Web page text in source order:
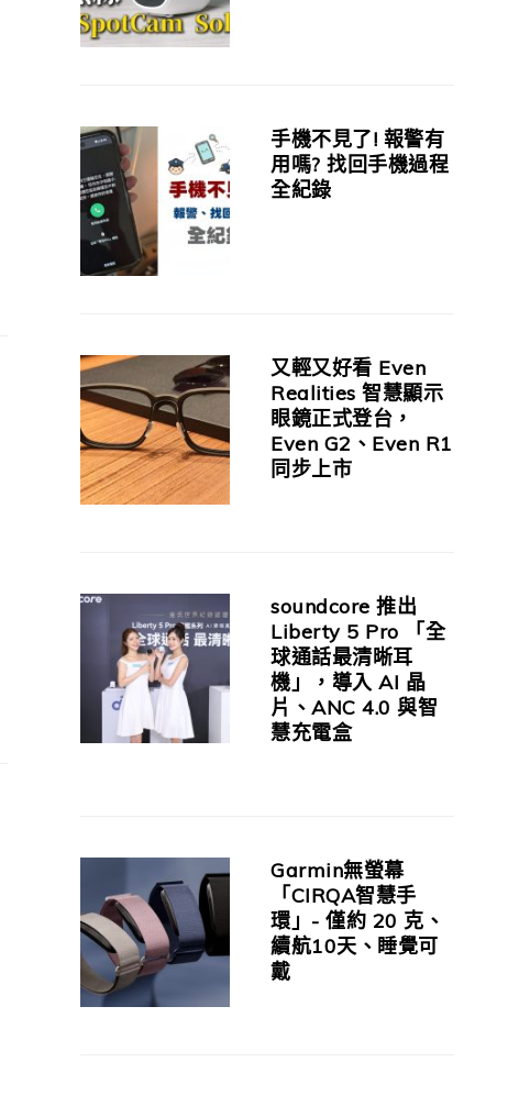
手機不見了! 報警有
用嗎? 找回手機過程
全紀錄
又輕又好看 Even
Realities 智慧顯示
眼鏡正式登台，
Even G2、Even R1
同步上市
soundcore 推出
Liberty 5 Pro 「全
球通話最清晰耳
機」，導入 AI 晶
片、ANC 4.0 與智
慧充電盒
Garmin無螢幕
「CIRQA智慧手
環」- 僅約 20 克、
續航10天、睡覺可
戴